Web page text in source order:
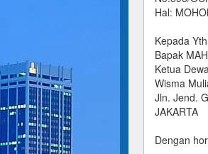
Hal:
Kepada
Bapak
Ketua
Wisma
Jln. Jend.
JAKARTA
Dengan